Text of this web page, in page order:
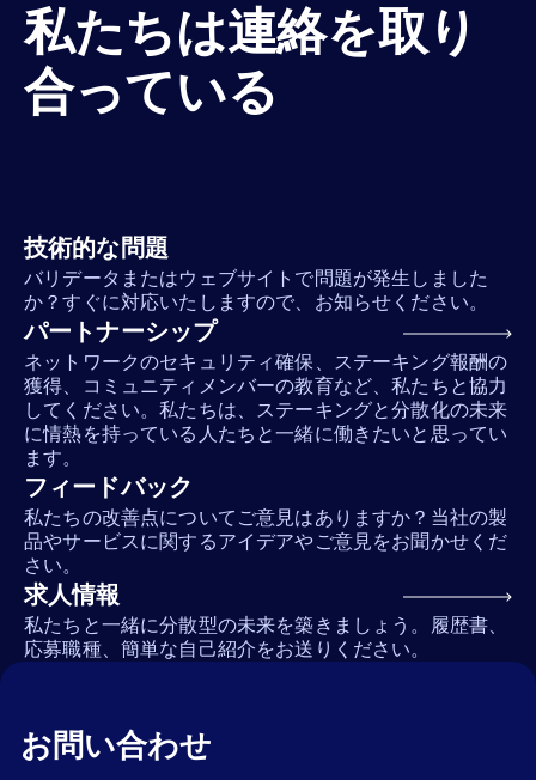
私たちは連絡を取り
合っている
技術的な問題
バリデータまたはウェブサイトで問題が発生しました
か？すぐに対応いたしますので、お知らせください。
パートナーシップ
ネットワークのセキュリティ確保、ステーキング報酬の
獲得、コミュニティメンバーの教育など、私たちと協力
してください。私たちは、ステーキングと分散化の未来
に情熱を持っている人たちと一緒に働きたいと思ってい
ます。
フィードバック
私たちの改善点についてご意見はありますか？当社の製
品やサービスに関するアイデアやご意見をお聞かせくだ
さい。
求人情報
私たちと一緒に分散型の未来を築きましょう。履歴書、
応募職種、簡単な自己紹介をお送りください。
お問い合わせ